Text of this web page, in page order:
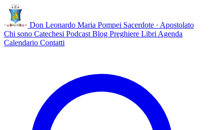
Don Leonardo Maria Pompei Sacerdote · Apostolato
Chi sono Catechesi Podcast Blog Preghiere Libri Agenda
Calendario Contatti